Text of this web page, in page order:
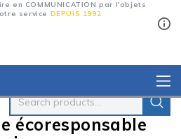
en COMMUNICATION par l'objets
service DEPUIS 1992
écoresponsable